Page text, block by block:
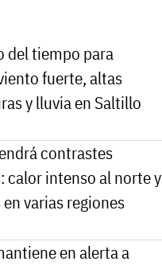
del tiempo para
fuerte, altas
y lluvia en Saltillo
contrastes
calor intenso al norte y
varias regiones
en alerta a